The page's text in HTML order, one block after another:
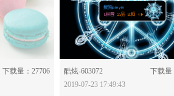
下载量：27706
酷炫-603072
下载量
2019-07-23 17:49:43